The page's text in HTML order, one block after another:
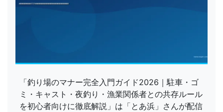
「釣り場のマナー完全入門ガイド2026｜駐車・ゴ
ミ・キャスト・夜釣り・漁業関係者との共存ルール
を初心者向けに徹底解説」は「とあ浜」さんが配信